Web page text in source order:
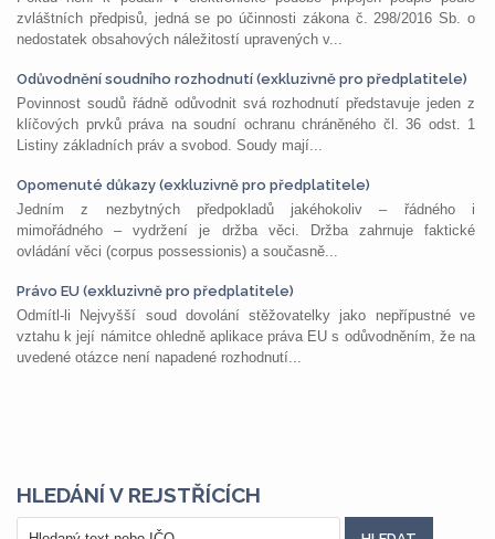
zvláštních předpisů, jedná se po účinnosti zákona č. 298/2016 Sb. o
nedostatek obsahových náležitostí upravených v...
Odůvodnění soudního rozhodnutí (exkluzivně pro předplatitele)
Povinnost soudů řádně odůvodnit svá rozhodnutí představuje jeden z
klíčových prvků práva na soudní ochranu chráněného čl. 36 odst. 1
Listiny základních práv a svobod. Soudy mají...
Opomenuté důkazy (exkluzivně pro předplatitele)
Jedním z nezbytných předpokladů jakéhokoliv – řádného i
mimořádného – vydržení je držba věci. Držba zahrnuje faktické
ovládání věci (corpus possessionis) a současně...
Právo EU (exkluzivně pro předplatitele)
Odmítl-li Nejvyšší soud dovolání stěžovatelky jako nepřípustné ve
vztahu k její námitce ohledně aplikace práva EU s odůvodněním, že na
uvedené otázce není napadené rozhodnutí...
HLEDÁNÍ V REJSTŘÍCÍCH